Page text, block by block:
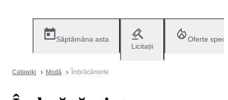
Săptămâna asta
Licitații
Oferte
Catawiki Modă Îmbrăcăminte